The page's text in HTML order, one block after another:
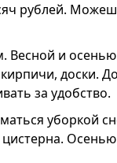
рублей.
Весной и
доски.
за удобство.
уборкой
цистерна.